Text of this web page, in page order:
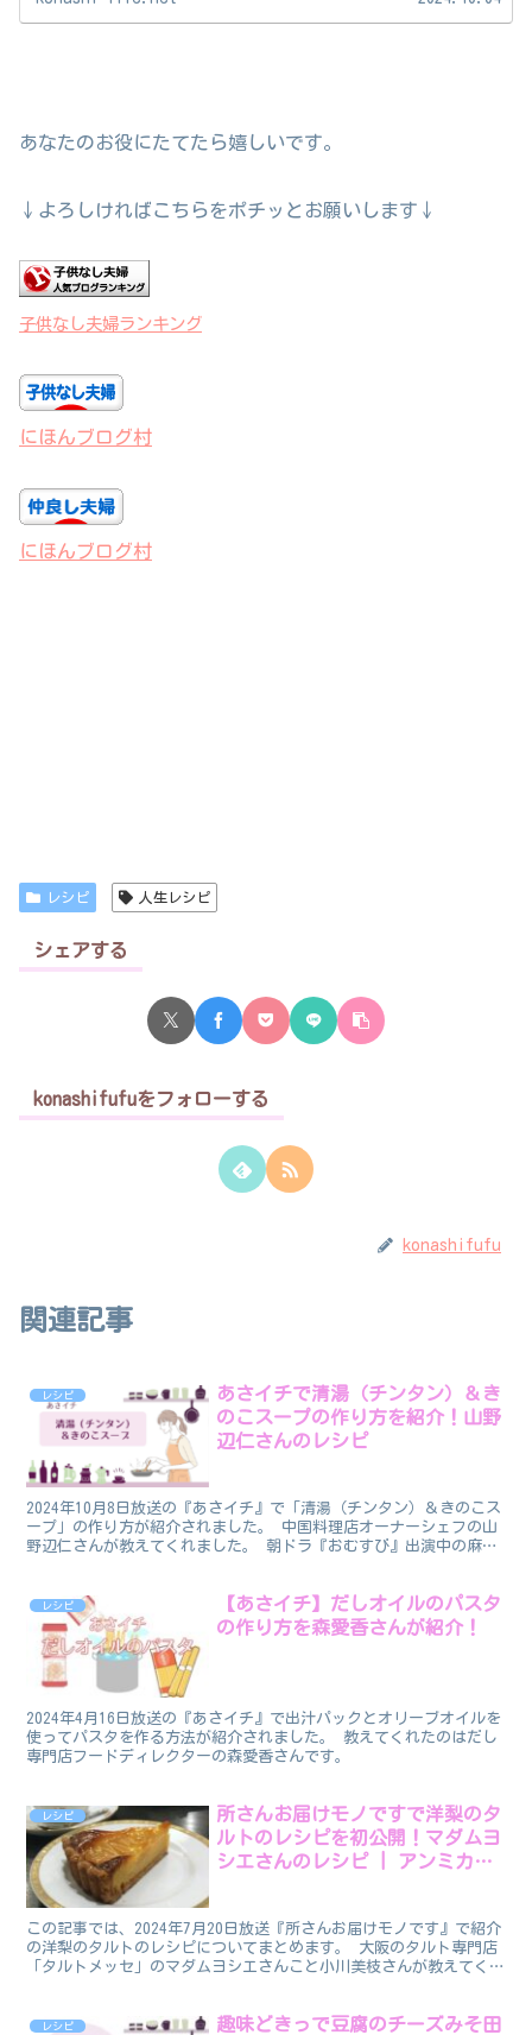
あなたのお役にたてたら嬉しいです。
↓よろしければこちらをポチッとお願いします↓
子供なし夫婦ランキング
にほんブログ村
にほんブログ村
レシピ 人生レシピ
シェアする
konashifufuをフォローする
konashifufu
関連記事
レシピ
あさイチで清湯（チンタン）＆き
のこスープの作り方を紹介！山野
辺仁さんのレシピ
2024年10月8日放送の『あさイチ』で「清湯（チンタン）＆きのこス
ープ」の作り方が紹介されました。 中国料理店オーナーシェフの山
野辺仁さんが教えてくれました。 朝ドラ『おむすび』出演中の麻生
レシピ
【あさイチ】だしオイルのパスタ
の作り方を森愛香さんが紹介！
2024年4月16日放送の『あさイチ』で出汁パックとオリーブオイルを
使ってパスタを作る方法が紹介されました。 教えてくれたのはだし
専門店フードディレクターの森愛香さんです。
レシピ
所さんお届けモノですで洋梨のタ
ルトのレシピを初公開！マダムヨ
シエさんのレシピ | アンミカさ
この記事では、2024年7月20日放送『所さんお届けモノです』で紹介
の洋梨のタルトのレシピについてまとめます。 大阪のタルト専門店
「タルトメッセ」のマダムヨシエさんこと小川美枝さんが教えてくれ
レシピ
趣味どきっで豆腐のチーズみそ田